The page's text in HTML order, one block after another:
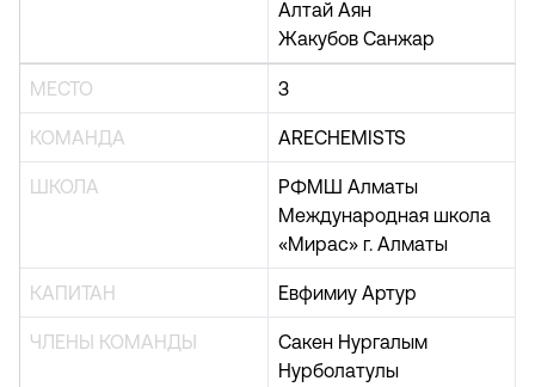
Алтай Аян
Жакубов Санжар
МЕСТО 3
КОМАНДА ARECHEMISTS
ШКОЛА
РФМШ Алматы
Международная школа
«Мирас» г. Алматы
КАПИТАН Евфимиу Артур
ЧЛЕНЫ КОМАНДЫ
Сакен Нургалым
Нурболатулы